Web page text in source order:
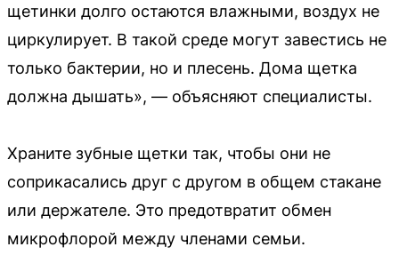
щетинки долго остаются влажными, воздух не
циркулирует. В такой среде могут завестись не
только бактерии, но и плесень. Дома щетка
должна дышать», — объясняют специалисты.
Храните зубные щетки так, чтобы они не
соприкасались друг с другом в общем стакане
или держателе. Это предотвратит обмен
микрофлорой между членами семьи.